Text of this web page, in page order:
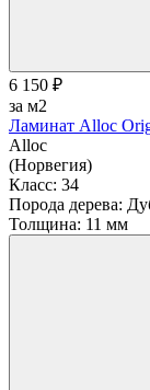
6 150 ₽
за м2
Ламинат Alloc
Alloc
(Норвегия)
Класс: 34
Порода дерева:
Толщина: 11 мм